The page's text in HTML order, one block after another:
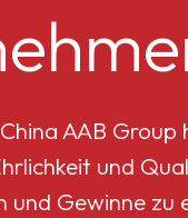
MT-
AAB
und
und Gewinne